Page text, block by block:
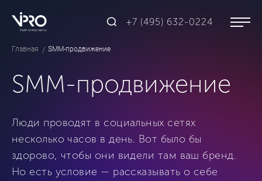
+7 (495) 632-0224
Главная SMM-продвижение
SMM-продвижение
Люди проводят в социальных сетях
несколько часов в день. Вот было бы
здорово, чтобы они видели там ваш бренд.
Но есть условие — рассказывать о себе